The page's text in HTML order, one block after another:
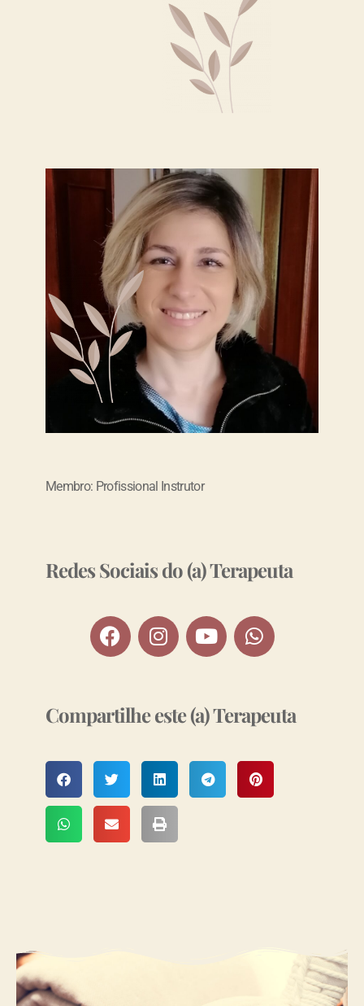
Membro: Profissional Instrutor
Redes Sociais do (a) Terapeuta
Compartilhe este (a) Terapeuta